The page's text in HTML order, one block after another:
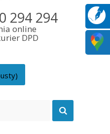
294 294
online
DPD